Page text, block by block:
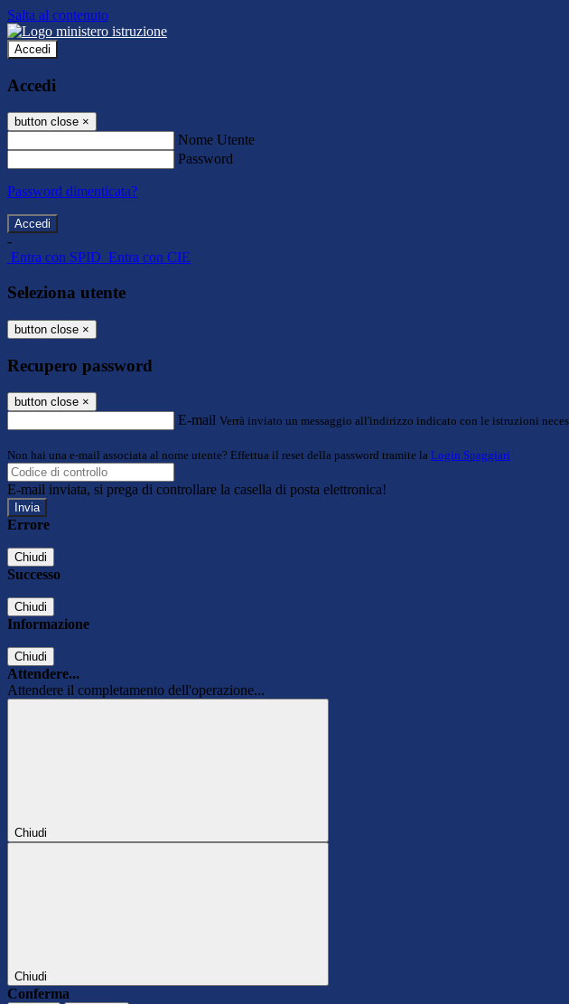
Salta al contenuto
Accedi
Accedi
button close ×
Nome Utente
Password
Password dimenticata?
-
Entra con SPID Entra con CIE
Seleziona utente
button close ×
Recupero password
button close ×
E-mail Verrà inviato un messaggio all'indirizzo indicato con le istruzioni
Non hai una e-mail associata al nome utente? Effettua il reset della password tramite la Login Spaggiari
E-mail inviata, si prega di controllare la casella di posta elettronica!
Errore
Chiudi
Successo
Chiudi
Informazione
Chiudi
Attendere...
Attendere il completamento dell'operazione...
Chiudi
Chiudi
Conferma